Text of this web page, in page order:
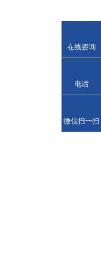
在线咨询
电话
微信扫一扫